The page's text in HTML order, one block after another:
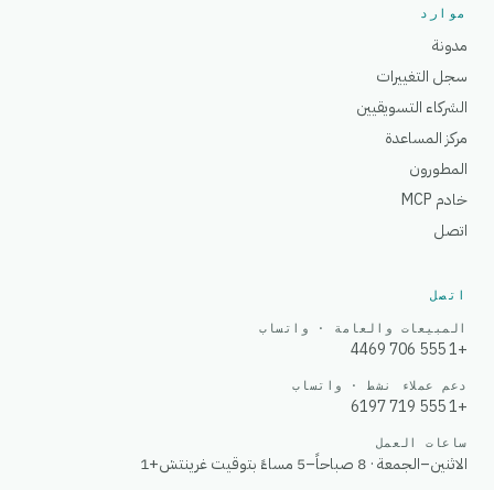
موارد
مدونة
سجل التغييرات
الشركاء التسويقيين
مركز المساعدة
المطورون
خادم MCP
اتصل
اتصل
المبيعات والعامة · واتساب
+1 555 706 4469
دعم عملاء نشط · واتساب
+1 555 719 6197
ساعات العمل
الاثنين–الجمعة · 8 صباحاً–5 مساءً بتوقيت غرينتش+1